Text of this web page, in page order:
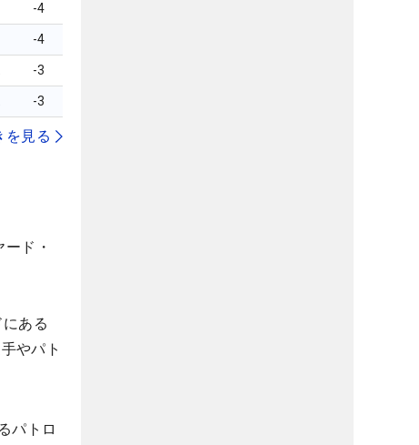
-4
-4
-3
-3
を見る
ド・
ある
やパト
パトロ